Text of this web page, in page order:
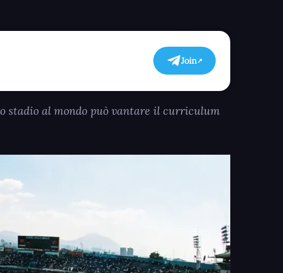
Join
stadio al mondo può vantare il curriculum